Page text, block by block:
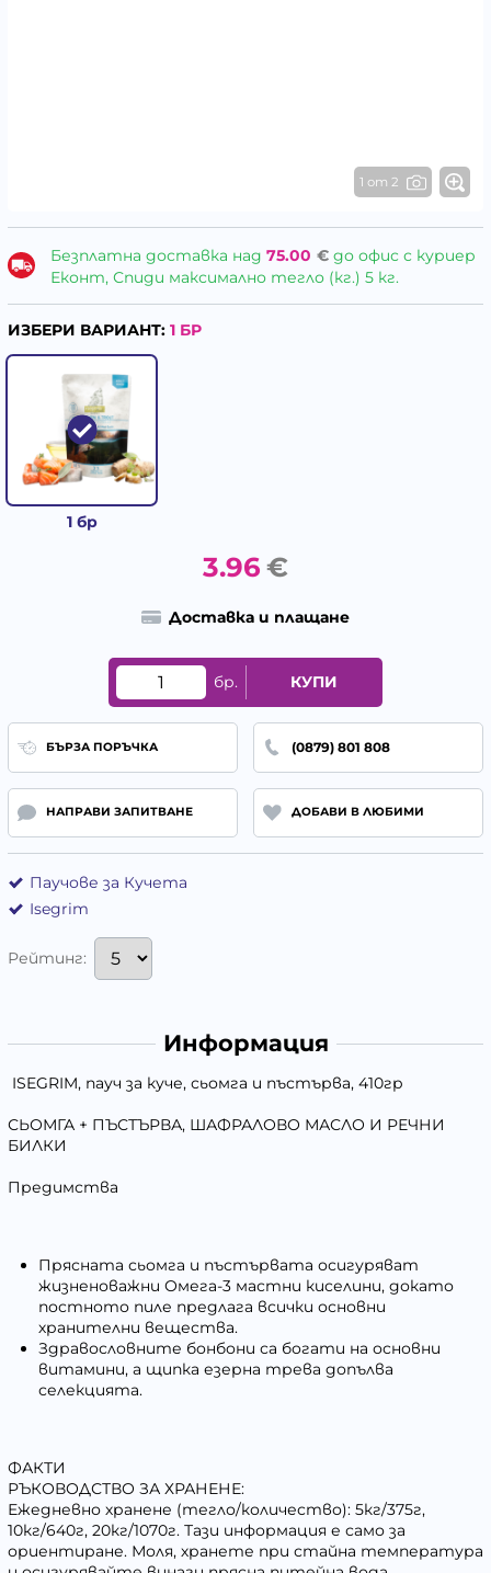
1 от 2
Безплатна доставка над 75.00 €до офис с куриер
Еконт, Спиди максимално тегло (кг.) 5 кг.
ИЗБЕРИ ВАРИАНТ: 1 БР
1 бр
3.96 €
Доставка и плащане
бр. КУПИ
БЪРЗА ПОРЪЧКА (0879) 801 808
НАПРАВИ ЗАПИТВАНЕ ДОБАВИ В ЛЮБИМИ
Паучове за Кучета
Isegrim
Рейтинг:
Информация
ISEGRIM, пауч за куче, сьомга и пъстърва, 410гр
СЬОМГА + ПЪСТЪРВА, ШАФРАЛОВО МАСЛО И РЕЧНИ
БИЛКИ
Предимства
Прясната сьомга и пъстървата осигуряват
жизненоважни Омега-3 мастни киселини, докато
постното пиле предлага всички основни
хранителни вещества.
Здравословните бонбони са богати на основни
витамини, а щипка езерна трева допълва
селекцията.
ФАКТИ
РЪКОВОДСТВО ЗА ХРАНЕНЕ:
Ежедневно хранене (тегло/количество): 5кг/375г,
10кг/640г, 20кг/1070г. Тази информация е само за
ориентиране. Моля, хранете при стайна температура